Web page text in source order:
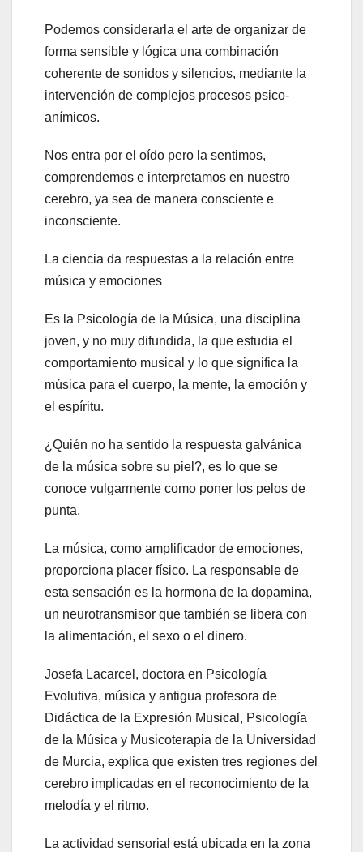
Podemos considerarla el arte de organizar de
forma sensible y lógica una combinación
coherente de sonidos y silencios, mediante la
intervención de complejos procesos psico-
anímicos.
Nos entra por el oído pero la sentimos,
comprendemos e interpretamos en nuestro
cerebro, ya sea de manera consciente e
inconsciente.
La ciencia da respuestas a la relación entre
música y emociones
Es la Psicología de la Música, una disciplina
joven, y no muy difundida, la que estudia el
comportamiento musical y lo que significa la
música para el cuerpo, la mente, la emoción y
el espíritu.
¿Quién no ha sentido la respuesta galvánica
de la música sobre su piel?, es lo que se
conoce vulgarmente como poner los pelos de
punta.
La música, como amplificador de emociones,
proporciona placer físico. La responsable de
esta sensación es la hormona de la dopamina,
un neurotransmisor que también se libera con
la alimentación, el sexo o el dinero.
Josefa Lacarcel, doctora en Psicología
Evolutiva, música y antigua profesora de
Didáctica de la Expresión Musical, Psicología
de la Música y Musicoterapia de la Universidad
de Murcia, explica que existen tres regiones del
cerebro implicadas en el reconocimiento de la
melodía y el ritmo.
La actividad sensorial está ubicada en la zona